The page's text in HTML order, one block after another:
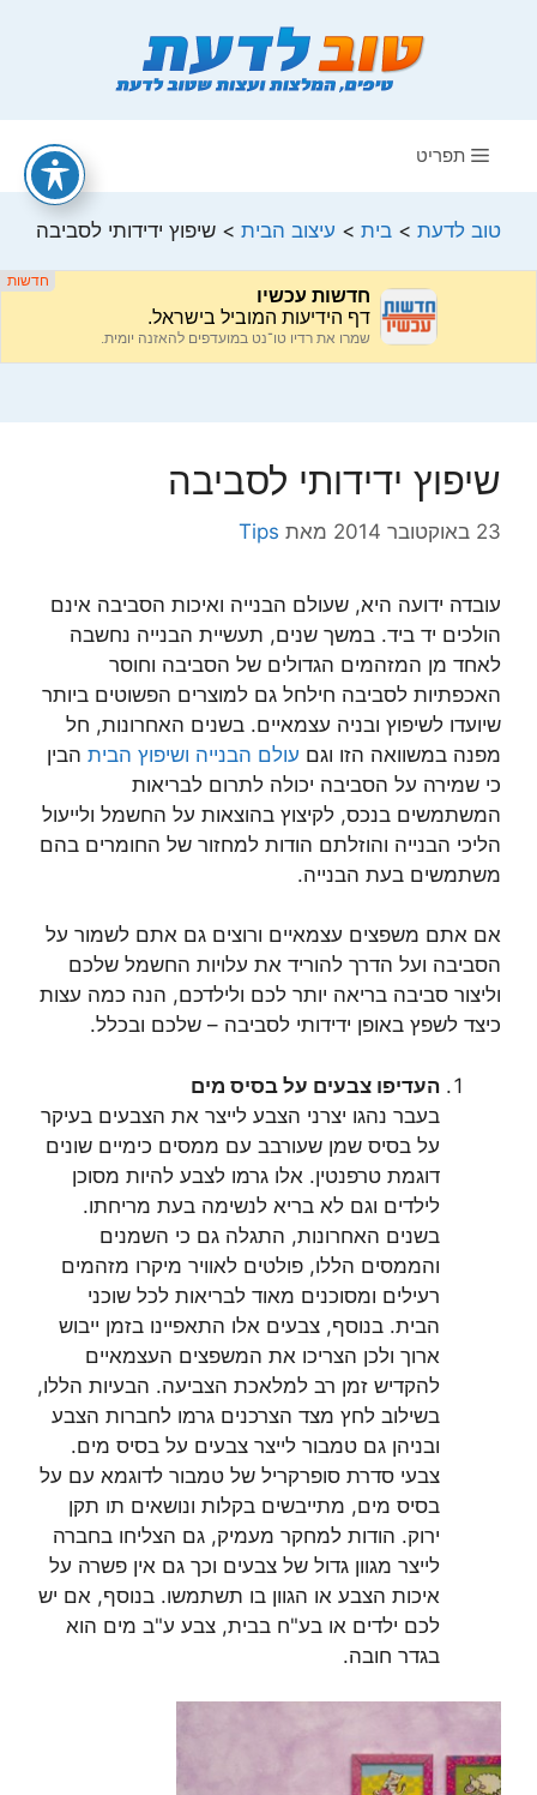
תפריט
טוב לדעת > בית > עיצוב הבית > שיפוץ ידידותי לסביבה
שיפוץ ידידותי לסביבה
23 באוקטובר 2014 מאת Tips
עובדה ידועה היא, שעולם הבנייה ואיכות הסביבה אינם
הולכים יד ביד. במשך שנים, תעשיית הבנייה נחשבה
לאחד מן המזהמים הגדולים של הסביבה וחוסר
האכפתיות לסביבה חילחל גם למוצרים הפשוטים ביותר
שיועדו לשיפוץ ובניה עצמאיים. בשנים האחרונות, חל
מפנה במשוואה הזו וגם עולם הבנייה ושיפוץ הבית הבין
כי שמירה על הסביבה יכולה לתרום לבריאות
המשתמשים בנכס, לקיצוץ בהוצאות על החשמל ולייעול
הליכי הבנייה והוזלתם הודות למחזור של החומרים בהם
משתמשים בעת הבנייה.
אם אתם משפצים עצמאיים ורוצים גם אתם לשמור על
הסביבה ועל הדרך להוריד את עלויות החשמל שלכם
וליצור סביבה בריאה יותר לכם ולילדכם, הנה כמה עצות
כיצד לשפץ באופן ידידותי לסביבה – שלכם ובכלל.
העדיפו צבעים על בסיס מים
בעבר נהגו יצרני הצבע לייצר את הצבעים בעיקר
על בסיס שמן שעורבב עם ממסים כימיים שונים
דוגמת טרפנטין. אלו גרמו לצבע להיות מסוכן
לילדים וגם לא בריא לנשימה בעת מריחתו.
בשנים האחרונות, התגלה גם כי השמנים
והממסים הללו, פולטים לאוויר מיקרו מזהמים
רעילים ומסוכנים מאוד לבריאות לכל שוכני
הבית. בנוסף, צבעים אלו התאפיינו בזמן ייבוש
ארוך ולכן הצריכו את המשפצים העצמאיים
להקדיש זמן רב למלאכת הצביעה. הבעיות הללו,
בשילוב לחץ מצד הצרכנים גרמו לחברות הצבע
ובניהן גם טמבור לייצר צבעים על בסיס מים.
צבעי סדרת סופרקריל של טמבור לדוגמא עם על
בסיס מים, מתייבשים בקלות ונושאים תו תקן
ירוק. הודות למחקר מעמיק, גם הצליחו בחברה
לייצר מגוון גדול של צבעים וכך גם אין פשרה על
איכות הצבע או הגוון בו תשתמשו. בנוסף, אם יש
לכם ילדים או בע"ח בבית, צבע ע"ב מים הוא
בגדר חובה.